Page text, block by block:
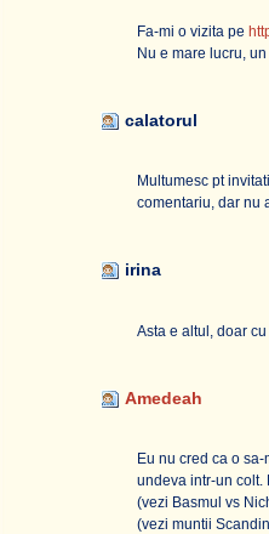
Fa-mi o vizita pe
Nu e mare lucru,
calatorul
Multumesc pt
comentariu, dar nu
irina
Asta e altul, doar
Amedeah
Eu nu cred ca o
undeva intr-un colt.
(vezi Basmul vs
(vezi muntii